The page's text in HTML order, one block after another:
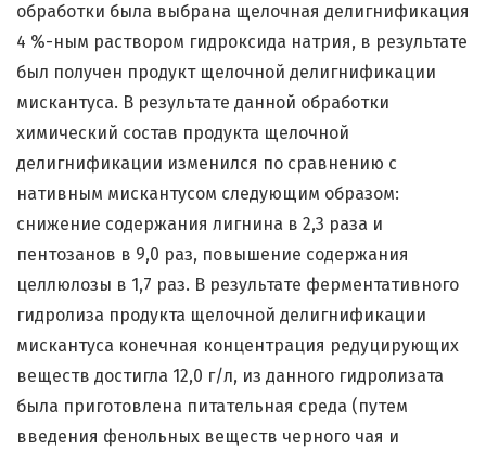
обработки была выбрана щелочная делигнификация
4 %-ным раствором гидроксида натрия, в результате
был получен продукт щелочной делигнификации
мискантуса. В результате данной обработки
химический состав продукта щелочной
делигнификации изменился по сравнению с
нативным мискантусом следующим образом:
снижение содержания лигнина в 2,3 раза и
пентозанов в 9,0 раз, повышение содержания
целлюлозы в 1,7 раз. В результате ферментативного
гидролиза продукта щелочной делигнификации
мискантуса конечная концентрация редуцирующих
веществ достигла 12,0 г/л, из данного гидролизата
была приготовлена питательная среда (путем
введения фенольных веществ черного чая и